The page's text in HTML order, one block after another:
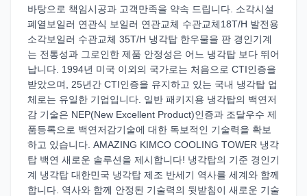
바탕으로 책임시공과 고객만족을 약속 드립니다. 소각시설
폐열보일러 연관식 보일러 연관교체 수관교체18T/H 발전용
소각보일러 수관교체 35T/H 냉각탑 한우물을 판 경인기계
는 전통성과 그로인한 제품 안정성은 어느 냉각탑 보다 뛰어
납니다. 1994년 미국 이외의 국가로는 처음으로 CTI인증을
받았으며, 25년간 CTI인증을 유지하고 있는 국내 냉각탑 업
체로는 유일한 기업입니다. 일반 패키지용 냉각탑의 백연저
감 기술은 NEP(New Excellent Product)인증과 조달우수 제
품등록으로 백연저감기술에 대한 독보적인 기술력을 확보
하고 있습니다. AMAZING KIMCO COOLING TOWER 냉각
탑 백연 새로운 솔루션을 제시합니다! 냉각탑의 기준 경인기
계 냉각탑 대한민국 냉각탑 제조 반세기 역사를 세계와 함께
합니다. 역사와 함께 안정된 기술력의 뒷받침이 새로운 기술